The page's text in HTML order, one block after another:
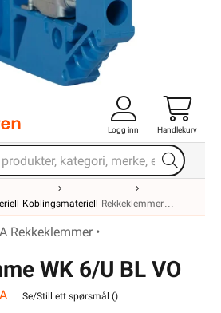
Logg inn Handlekurv
Koblingsmateriell Rekkeklemmer
Rekkeklemmer •
WK 6/U BL VO
Se/Still ett spørsmål ()